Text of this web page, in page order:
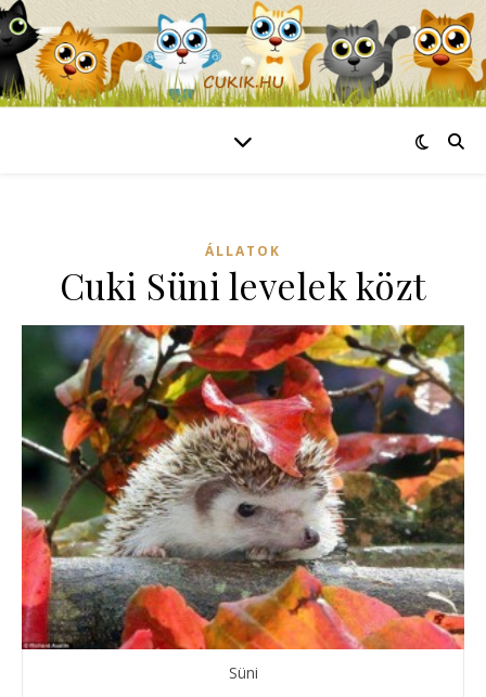
ÁLLATOK
Cuki Süni levelek közt
Süni